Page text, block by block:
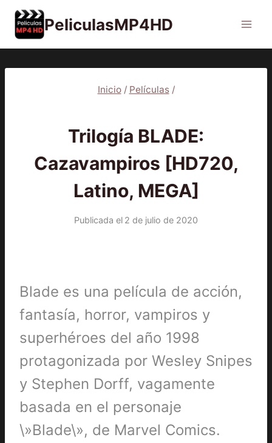
Saltar
contenido
PeliculasMP4HD
Inicio / Películas /
Trilogía BLADE:
Cazavampiros [HD720,
Latino, MEGA]
Publicada el 2 de julio de 2020
Blade es una película de acción,
fantasía, horror, vampiros y
superhéroes del año 1998
protagonizada por Wesley Snipes
y Stephen Dorff, vagamente
basada en el personaje
\»Blade\», de Marvel Comics.